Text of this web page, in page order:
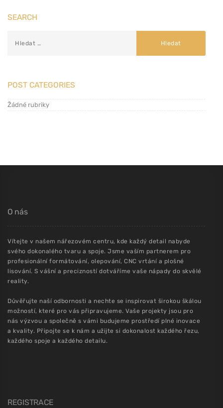
SEARCH
POST CATEGORIES
Žádné rubriky
O nás
Vítejte v našem nářezovém centru, kde každý detail nabyde
svého dokonalého tvaru a spoje. Jsme vaším partnerem pro
profesionální formátování, olepování, CNC vrtání a plošné
lisování. S vášní a precizností dotváříme vaše nápady do skvělé
reality.
Důvěřujte naší odbornosti a nechte se inspirovat širokou škálou
možností, které pro vás připravujeme. Vaše projekty jsou pro
nás výzvou a společně s vámi budujeme prostředí plné inovace
a kvality. Připojte se k nám a užijte si dokonalost každého řezu,
každého spoje a každého detailu.
REGISTRACE